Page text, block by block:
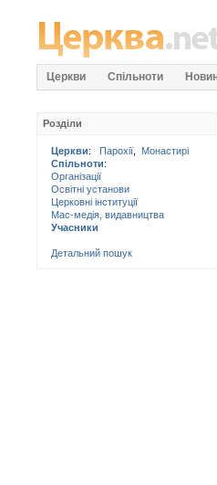
Церкви Спільноти
Розділи
Церкви: Парохії
Монастирі
Спільноти:
Організації
Освітні установи
Церковні інституції
Мас-медія, видавництва
Учасники
Детальний пошук